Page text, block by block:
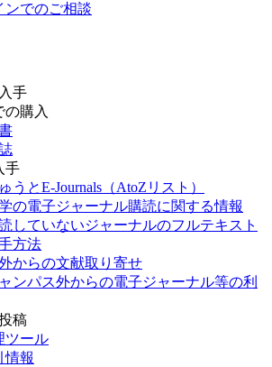
ンでのご相談
手
の購入
手
うとE-Journals（AtoZリスト）
の電子ジャーナル購読に関する情報
していないジャーナルのフルテキスト
方法
からの文献取り寄せ
ンパス外からの電子ジャーナル等の利
稿
ツール
情報